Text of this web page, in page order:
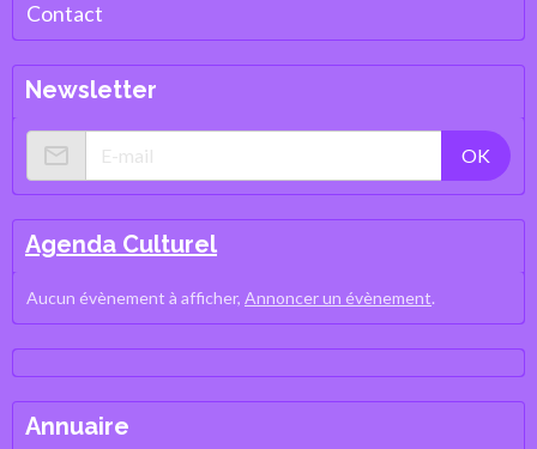
Contact
Newsletter
OK
Agenda Culturel
Aucun évènement à afficher, Annoncer un évènement.
Annuaire